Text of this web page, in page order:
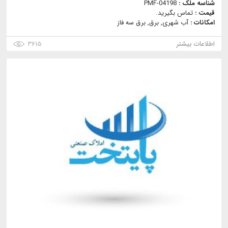
شناسه ملک : PMF-04198
قیمت : تماس بگیرید.
امکانات :آب شهری, برق, برق سه فاز
اطلاعات بیشتر
۳۶۱۵